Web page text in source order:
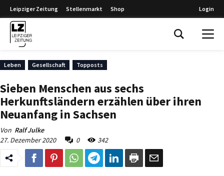
Leipziger Zeitung Stellenmarkt Shop Login
Leben Gesellschaft Topposts
Sieben Menschen aus sechs
Herkunftsländern erzählen über ihren
Neuanfang in Sachsen
Von Ralf Julke
27. Dezember 2020
0 342